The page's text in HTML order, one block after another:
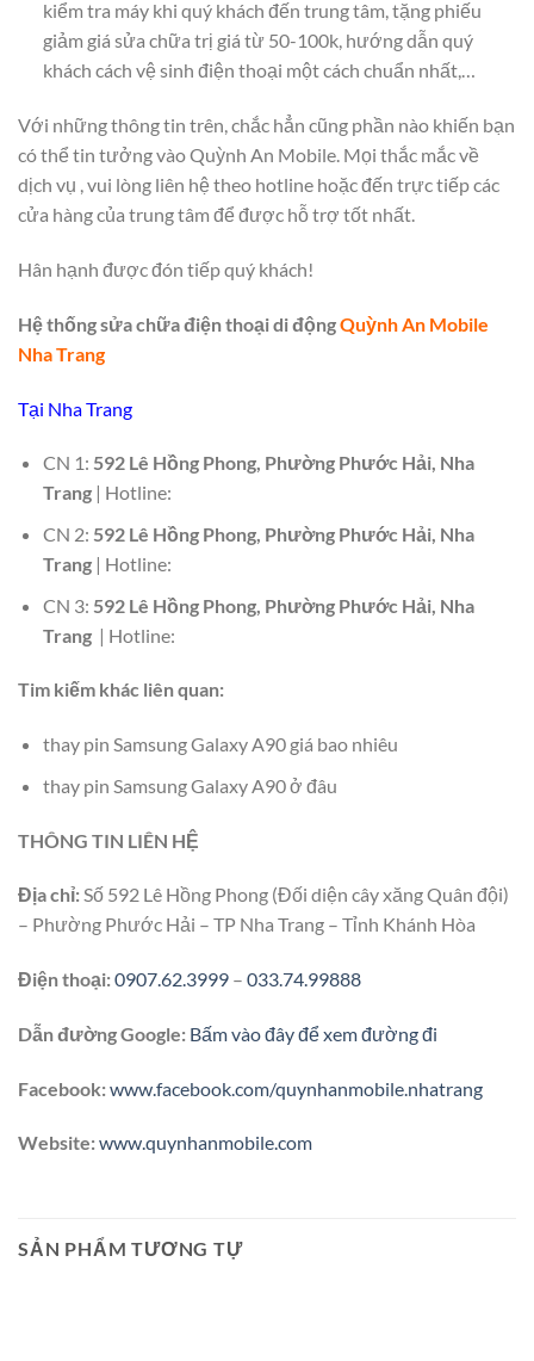
kiểm tra máy khi quý khách đến trung tâm, tặng phiếu
giảm giá sửa chữa trị giá từ 50-100k, hướng dẫn quý
khách cách vệ sinh điện thoại một cách chuẩn nhất,…
Với những thông tin trên, chắc hẳn cũng phần nào khiến bạn
có thể tin tưởng vào Quỳnh An Mobile. Mọi thắc mắc về
dịch vụ , vui lòng liên hệ theo hotline hoặc đến trực tiếp các
cửa hàng của trung tâm để được hỗ trợ tốt nhất.
Hân hạnh được đón tiếp quý khách!
Hệ thống sửa chữa điện thoại di độngQuỳnh An Mobile
Nha Trang
Tại Nha Trang
CN 1: 592 Lê Hồng Phong, Phường Phước Hải, Nha
Trang| Hotline:
CN 2: 592 Lê Hồng Phong, Phường Phước Hải, Nha
Trang| Hotline:
CN 3: 592 Lê Hồng Phong, Phường Phước Hải, Nha
Trang| Hotline:
Tim kiếm khác liên quan:
thay pin Samsung Galaxy A90 giá bao nhiêu
thay pin Samsung Galaxy A90 ở đâu
THÔNG TIN LIÊN HỆ
Địa chỉ:Số 592 Lê Hồng Phong (Đối diện cây xăng Quân đội)
– Phường Phước Hải – TP Nha Trang – Tỉnh Khánh Hòa
Điện thoại:0907.62.3999 – 033.74.99888
Dẫn đường Google: Bấm vào đây để xem đường đi
Facebook:www.facebook.com/quynhanmobile.nhatrang
Website:www.quynhanmobile.com
SẢN PHẨM TƯƠNG TỰ